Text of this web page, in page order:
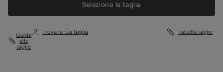
Seleziona la taglia
Guida
alle
taglie
Trova la tua taglia Tabella taglie